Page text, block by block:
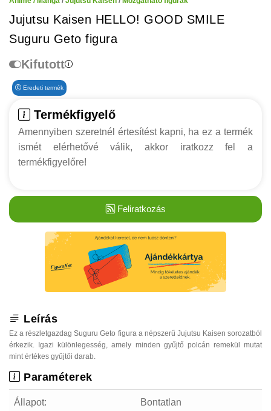
Jujutsu Kaisen HELLO! GOOD SMILE
Suguru Geto figura
Kifutott
Eredeti termék
Termékfigyelő
Amennyiben szeretnél értesítést kapni, ha ez a termék
ismét elérhetővé válik, akkor iratkozz fel a
termékfigyelőre!
Feliratkozás
Leírás
Ez a részletgazdag Suguru Geto figura a népszerű Jujutsu Kaisen sorozatból
érkezik. Igazi különlegesség, amely minden gyűjtő polcán remekül mutat
mint értékes gyűjtői darab.
Paraméterek
Állapot: Bontatlan